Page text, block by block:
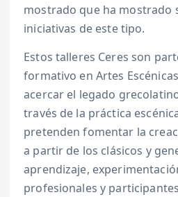
mostrado que ha mostrado
iniciativas de este tipo.
Estos talleres Ceres son
formativo en Artes
acercar el legado
través de la práctica
pretenden fomentar la
a partir de los clásicos y
aprendizaje,
profesionales y